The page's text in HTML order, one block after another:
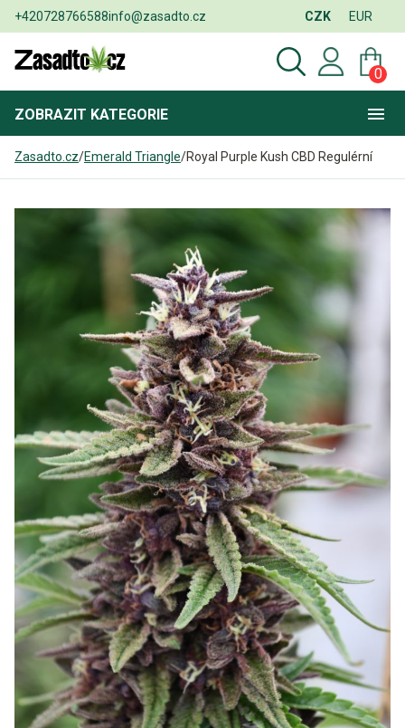
+420728766588info@zasadto.cz CZK EUR
0
ZOBRAZIT KATEGORIE
Zasadto.cz/Emerald Triangle/Royal Purple Kush CBD Regulérní